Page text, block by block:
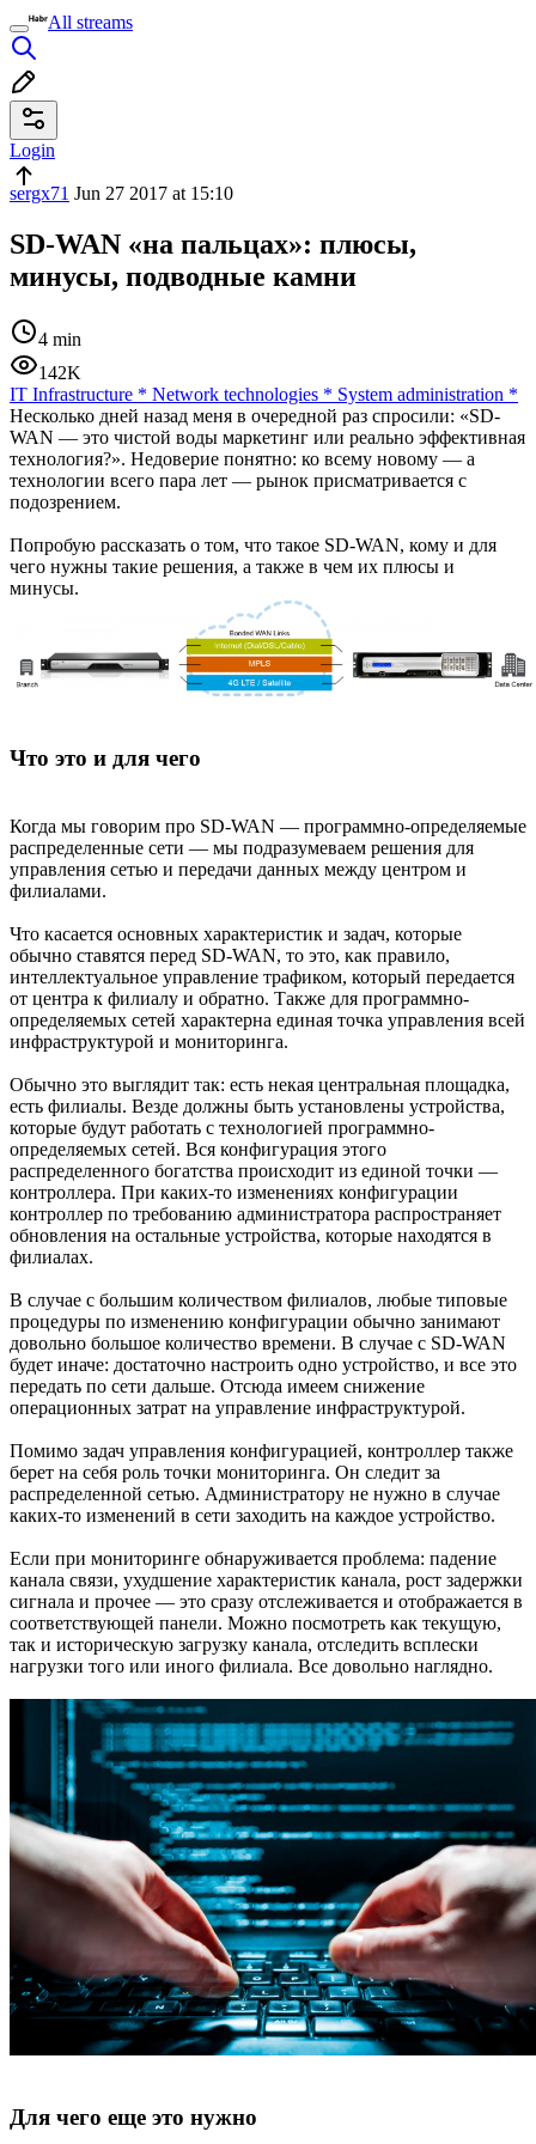
All streams
Login
sergx71 Jun 27 2017 at 15:10
SD-WAN «на пальцах»: плюсы,
минусы, подводные камни
4 min
142K
IT Infrastructure * Network technologies * System administration *
Несколько дней назад меня в очередной раз спросили: «SD-
WAN — это чистой воды маркетинг или реально эффективная
технология?». Недоверие понятно: ко всему новому — а
технологии всего пара лет — рынок присматривается с
подозрением.
Попробую рассказать о том, что такое SD-WAN, кому и для
чего нужны такие решения, а также в чем их плюсы и
минусы.
Что это и для чего
Когда мы говорим про SD-WAN — программно-определяемые
распределенные сети — мы подразумеваем решения для
управления сетью и передачи данных между центром и
филиалами.
Что касается основных характеристик и задач, которые
обычно ставятся перед SD-WAN, то это, как правило,
интеллектуальное управление трафиком, который передается
от центра к филиалу и обратно. Также для программно-
определяемых сетей характерна единая точка управления всей
инфраструктурой и мониторинга.
Обычно это выглядит так: есть некая центральная площадка,
есть филиалы. Везде должны быть установлены устройства,
которые будут работать с технологией программно-
определяемых сетей. Вся конфигурация этого
распределенного богатства происходит из единой точки —
контроллера. При каких-то изменениях конфигурации
контроллер по требованию администратора распространяет
обновления на остальные устройства, которые находятся в
филиалах.
В случае с большим количеством филиалов, любые типовые
процедуры по изменению конфигурации обычно занимают
довольно большое количество времени. В случае с SD-WAN
будет иначе: достаточно настроить одно устройство, и все это
передать по сети дальше. Отсюда имеем снижение
операционных затрат на управление инфраструктурой.
Помимо задач управления конфигурацией, контроллер также
берет на себя роль точки мониторинга. Он следит за
распределенной сетью. Администратору не нужно в случае
каких-то изменений в сети заходить на каждое устройство.
Если при мониторинге обнаруживается проблема: падение
канала связи, ухудшение характеристик канала, рост задержки
сигнала и прочее — это сразу отслеживается и отображается в
соответствующей панели. Можно посмотреть как текущую,
так и историческую загрузку канала, отследить всплески
нагрузки того или иного филиала. Все довольно наглядно.
Для чего еще это нужно